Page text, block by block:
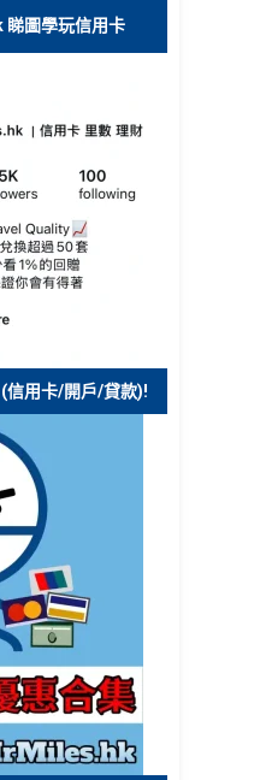
睇圖學玩信用卡
信用卡/開戶/貸款)!